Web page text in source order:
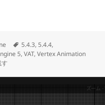
の使い方まとめ【
タ
グ
5.4.3,5.4.4,
5,VAT,Vertex Animation
の使い方まとめ【最